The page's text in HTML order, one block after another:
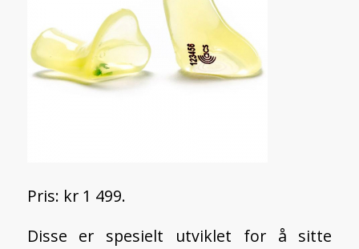
Pris: kr 1 499.
Disse er spesielt utviklet for å sitte